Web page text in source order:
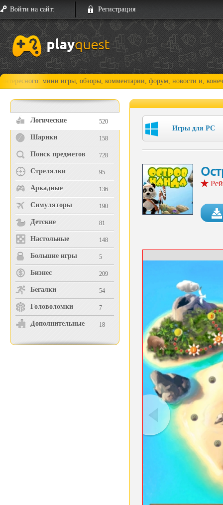
Войти на сайт: Регистрация
мини игры, обзоры, комментарии, форум, новости и, конечно,
Логические 520
Шарики 158
Поиск предметов 728
Стрелялки 95
Аркадные 136
Симуляторы 190
Детские 81
Настольные 148
Большие игры 5
Бизнес 209
Бегалки 54
Головоломки 7
Дополнительные 18
Игры для PC